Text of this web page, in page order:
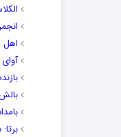
اهل